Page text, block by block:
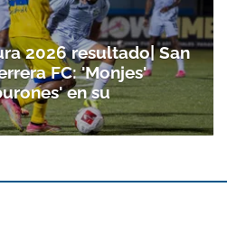
2026 resultado| San
FC: 'Monjes'
en su